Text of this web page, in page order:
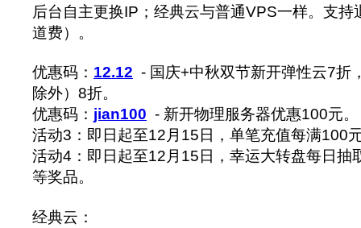
后台自主更换IP；经典云与普通VPS一样。支持
道费）。
优惠码： 12.12 - 国庆+中秋双节新开弹性云7折
除外）8折。
优惠码： jian100 - 新开物理服务器优惠100元。
活动3：即日起至12月15日，单笔充值每满100
活动4：即日起至12月15日，幸运大转盘每日抽
等奖品。
经典云：